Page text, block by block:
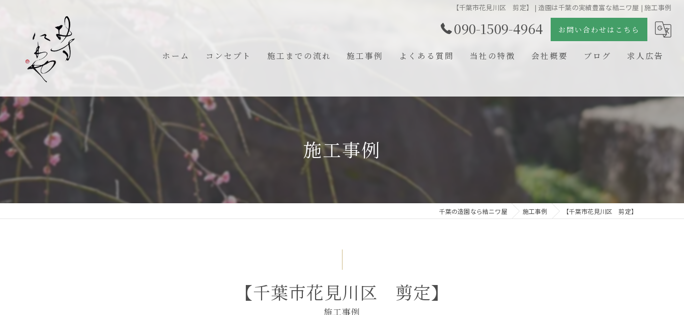
【千葉市花見川区 剪定】 | 造園は千葉の実績豊富な結ニワ屋 | 施工事例
090-1509-4964 お問い合わせはこちら
ホーム コンセプト 施工までの流れ 施工事例 よくある質問 当社の特徴 会社概要 ブログ 求人広告
施工事例
千葉の造園なら結ニワ屋 施工事例 【千葉市花見川区 剪定】
施工事例
【千葉市花見川区 剪定】